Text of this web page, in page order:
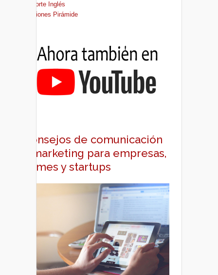
El Corte Inglés
Ediciones Pirámide
Consejos de comunicación
y marketing para empresas,
pymes y startups